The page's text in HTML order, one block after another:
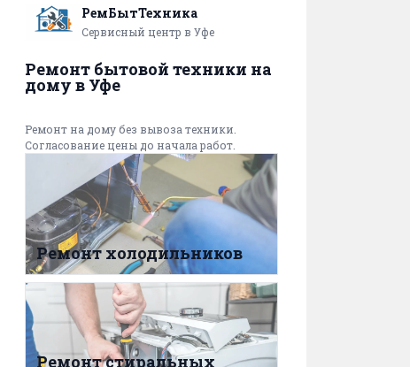
РемБытТехника
Сервисный центр в Уфе
Ремонт бытовой техники на
дому в Уфе
Ремонт на дому без вывоза техники.
Согласование цены до начала работ.
Ремонт холодильников
Ремонт стиральных